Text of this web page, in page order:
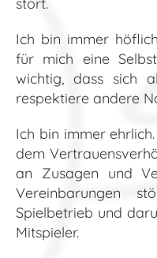
Ich bin immer
für mich eine
wichtig, dass sich
respektiere andere
Ich bin immer
dem
an Zusagen und
Vereinbarungen
Spielbetrieb und
Mitspieler.